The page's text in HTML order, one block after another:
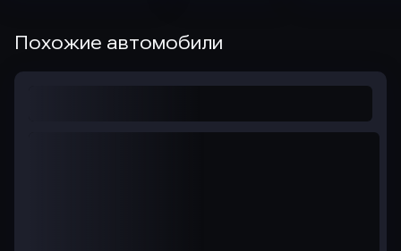
Похожие автомобили